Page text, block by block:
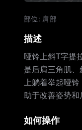
部位: 肩部
描述
哑铃上斜T字提
是后肩三角肌
上躺着举起哑铃
助于改善姿势和
如何操作